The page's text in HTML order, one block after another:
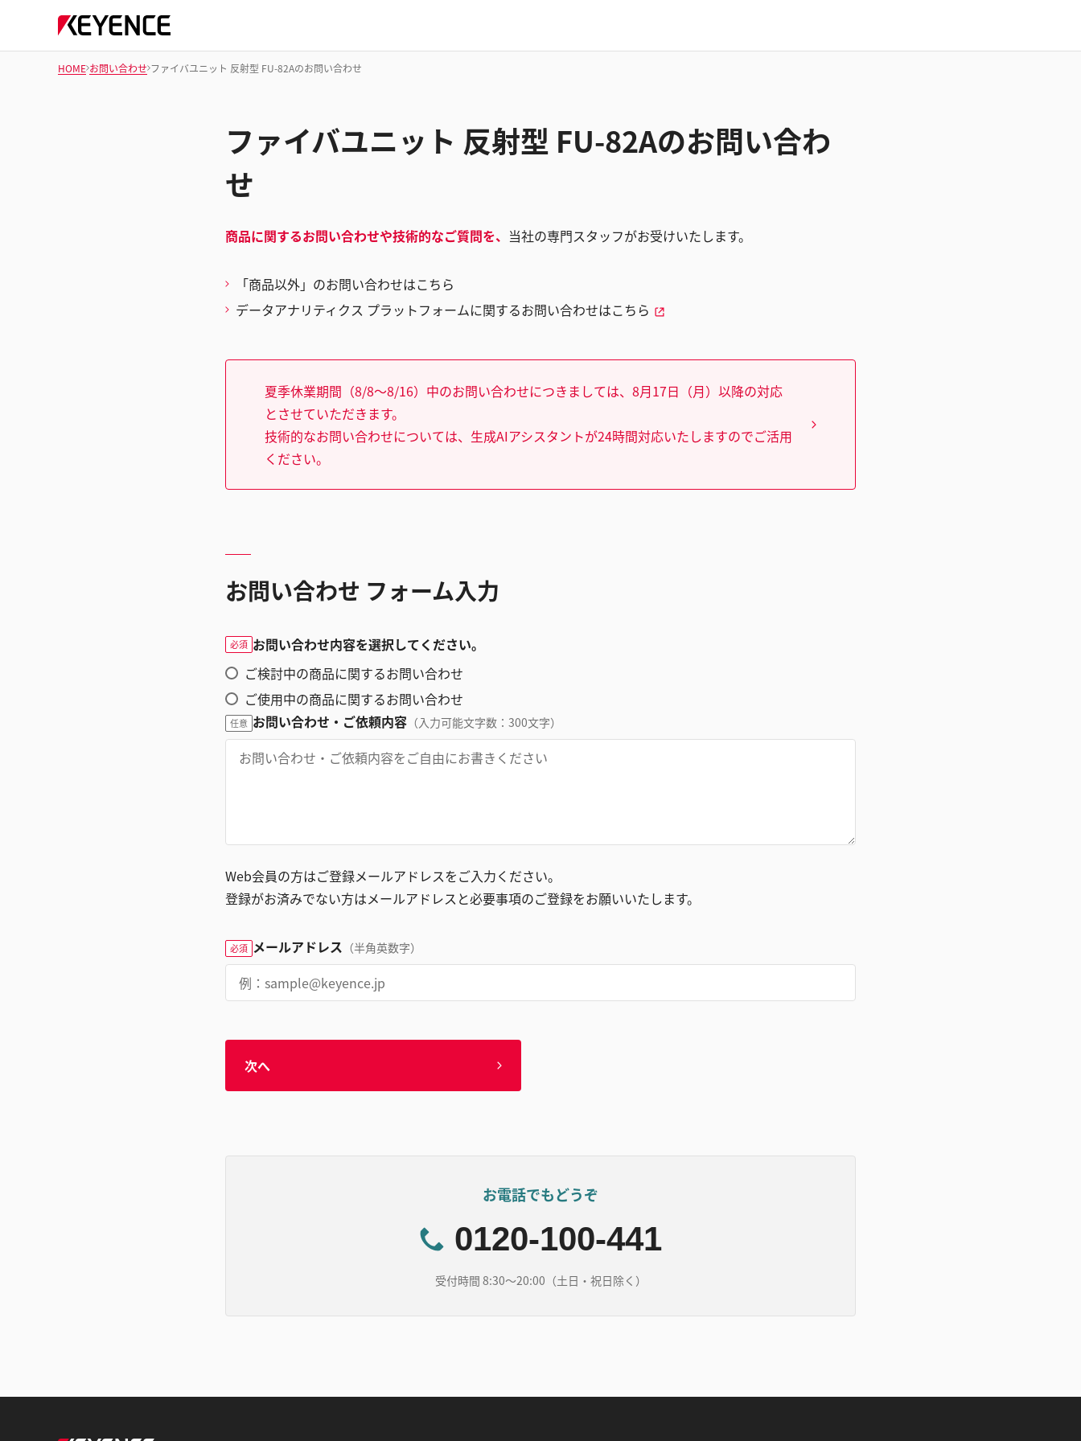
HOME お問い合わせ ファイバユニット 反射型 FU-82Aのお問い合わせ
ファイバユニット 反射型 FU-82Aのお問い合わ
せ
商品に関するお問い合わせや技術的なご質問を、 当社の専門スタッフがお受けいたします。
「商品以外」のお問い合わせはこちら
データアナリティクス プラットフォームに関するお問い合わせはこちら
夏季休業期間（8/8～8/16）中のお問い合わせにつきましては、8月17日（月）以降の対応
とさせていただきます。
技術的なお問い合わせについては、生成AIアシスタントが24時間対応いたしますのでご活用
ください。
お問い合わせ フォーム入力
必須 お問い合わせ内容を選択してください。
ご検討中の商品に関するお問い合わせ
ご使用中の商品に関するお問い合わせ
任意 お問い合わせ・ご依頼内容 （入力可能文字数：300文字）
Web会員の方はご登録メールアドレスをご入力ください。
登録がお済みでない方はメールアドレスと必要事項のご登録をお願いいたします。
必須 メールアドレス （半角英数字）
次へ
お電話でもどうぞ
0120-100-441
受付時間 8:30～20:00（土日・祝日除く）